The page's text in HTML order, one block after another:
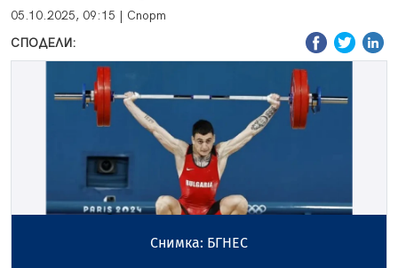
05.10.2025, 09:15 | Спорт
СПОДЕЛИ:
Снимка: БГНЕС